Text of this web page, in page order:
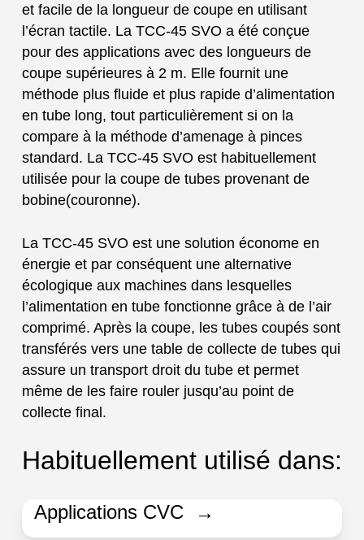
et facile de la longueur de coupe en utilisant
l’écran tactile. La TCC-45 SVO a été conçue
pour des applications avec des longueurs de
coupe supérieures à 2 m. Elle fournit une
méthode plus fluide et plus rapide d’alimentation
en tube long, tout particulièrement si on la
compare à la méthode d’amenage à pinces
standard. La TCC-45 SVO est habituellement
utilisée pour la coupe de tubes provenant de
bobine(couronne).
La TCC-45 SVO est une solution économe en
énergie et par conséquent une alternative
écologique aux machines dans lesquelles
l’alimentation en tube fonctionne grâce à de l’air
comprimé. Après la coupe, les tubes coupés sont
transférés vers une table de collecte de tubes qui
assure un transport droit du tube et permet
même de les faire rouler jusqu’au point de
collecte final.
Habituellement utilisé dans:
Applications CVC →